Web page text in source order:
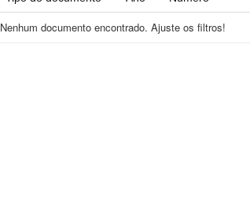
Nenhum documento encontrado. Ajuste os filtros!